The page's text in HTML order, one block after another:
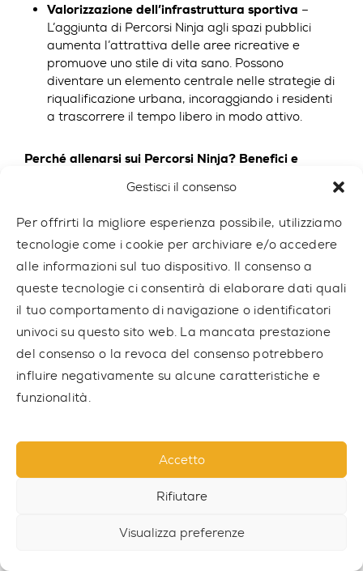
Gestisci il consenso
Per offrirti la migliore esperienza possibile, utilizziamo
tecnologie come i cookie per archiviare e/o accedere
alle informazioni sul tuo dispositivo. Il consenso a
queste tecnologie ci consentirà di elaborare dati quali
il tuo comportamento di navigazione o identificatori
univoci su questo sito web. La mancata prestazione
del consenso o la revoca del consenso potrebbero
influire negativamente su alcune caratteristiche e
funzionalità.
Accetto
Rifiutare
Visualizza preferenze
Valorizzazione dell’infrastruttura sportiva –
L’aggiunta di Percorsi Ninja agli spazi pubblici
aumenta l’attrattiva delle aree ricreative e
promuove uno stile di vita sano. Possono
diventare un elemento centrale nelle strategie di
riqualificazione urbana, incoraggiando i residenti
a trascorrere il tempo libero in modo attivo.
Perché allenarsi sui Percorsi Ninja? Benefici e
Sviluppo completo del corpo – Gli esercizi sui
Percorsi Ninja coinvolgono quasi tutti i gruppi
muscolari, in particolare braccia, schiena, core e
gambe. Gli allenamenti regolari aiutano a
sviluppare forza dinamica e statica, migliorando
la forma fisica generale e la resistenza del corpo.
I Percorsi Ninja promuovono anche lo sviluppo
motorio completo, grazie alla combinazione di
elementi di arrampicata, sospensioni, salti e
coordinazione.
per mantenere l’equilibrio e la stabilità. Gli
allenamenti sui Percorsi Ninja rinforzano i muscoli
di avambracci, dita e polsi, migliorando la presa
e il controllo del corpo. Gli ostacoli dinamici come
rapidamente ai cambiamenti.